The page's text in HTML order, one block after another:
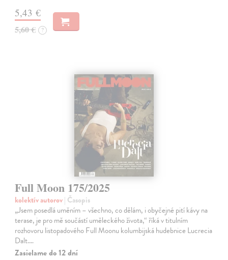
5,43 €
5,60 € ?
Full Moon 175/2025
kolektív autorov| Časopis
„Jsem posedlá uměním – všechno, co dělám, i obyčejné pití kávy na
terase, je pro mě součástí uměleckého života,“ říká v titulním
rozhovoru listopadového Full Moonu kolumbijská hudebnice Lucrecia
Dalt.…
Zasielame do 12 dní